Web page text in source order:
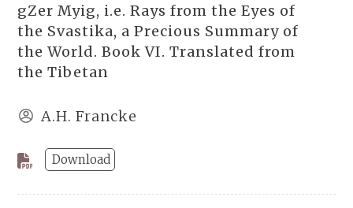
gZer Myig, i.e. Rays from the Eyes of
the Svastika, a Precious Summary of
the World. Book VI. Translated from
the Tibetan
A.H. Francke
Download